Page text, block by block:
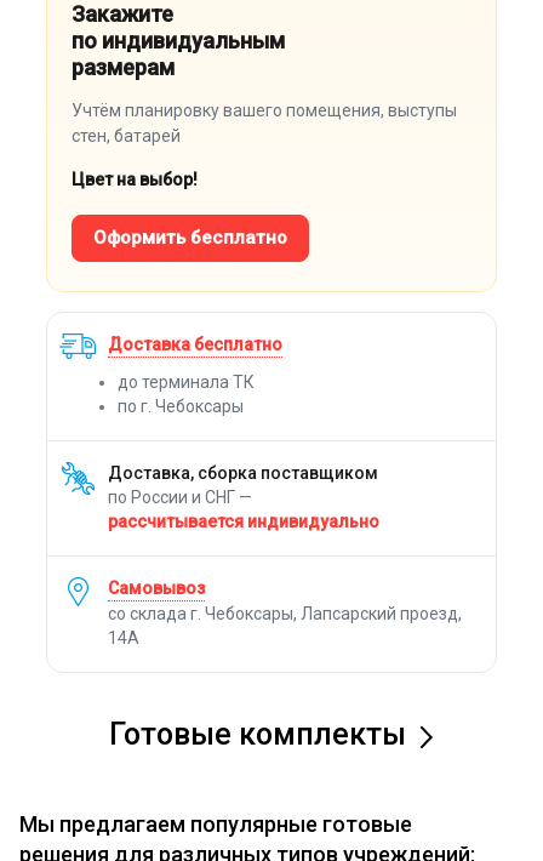
Закажите
по индивидуальным
размерам
Учтём планировку вашего помещения, выступы
стен, батарей
Цвет на выбор!
Оформить бесплатно
Доставка бесплатно
до терминала ТК
по г. Чебоксары
Доставка, сборка поставщиком
по России и СНГ —
рассчитывается индивидуально
Самовывоз
со склада г. Чебоксары, Лапсарский проезд,
14А
Готовые комплекты
Мы предлагаем популярные готовые
решения для различных типов учреждений: